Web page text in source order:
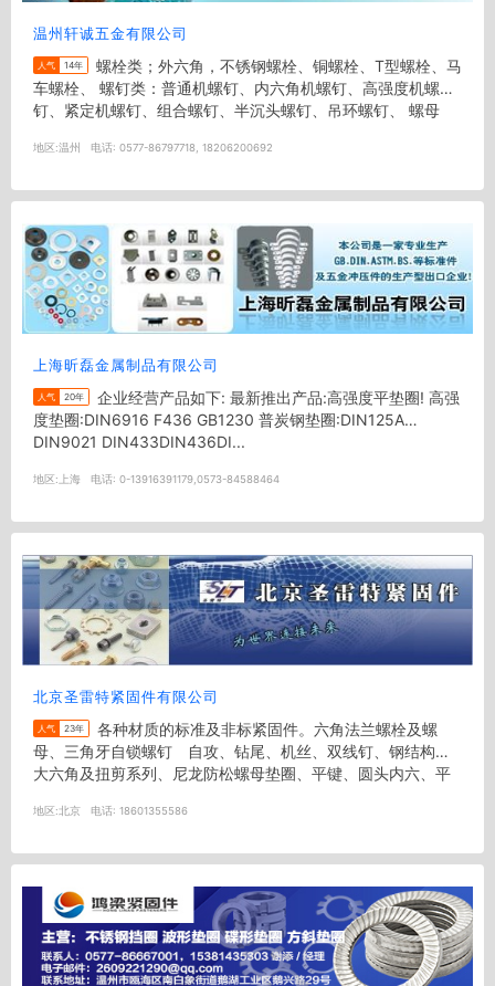
温州轩诚五金有限公司
人气 14年
车螺栓、 螺钉类：普通机螺钉、内六角机螺钉、高强度机螺
钉、紧定机螺钉、组合螺钉、半沉头螺钉、吊环螺钉、 螺母
地区:温州 电话: 0577-86797718, 18206200692
上海昕磊金属制品有限公司
人气 20年
度垫圈:DIN6916 F436 GB1230 普炭钢垫圈:DIN125A
DIN9021 DIN433DIN436DI...
地区: 上海 电话: 0-13916391179,0573-84588464
北京圣雷特紧固件有限公司
人气 23年
母、三角牙自锁螺钉 自攻、钻尾、机丝、双线钉、钢结构用
大六角及扭剪系列、尼龙防松螺母垫圈、平键、圆头内六、平
地区:北京 电话: 18601355586